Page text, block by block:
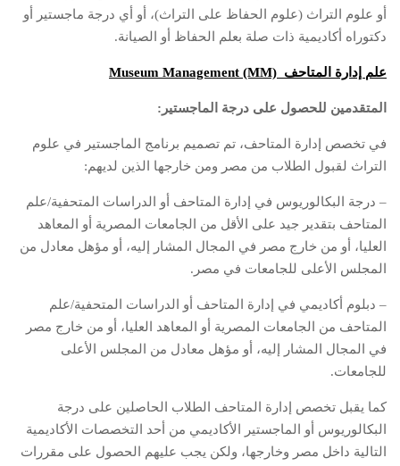
أو علوم التراث (علوم الحفاظ على التراث)، أو أي درجة ماجستير أو
دكتوراه أكاديمية ذات صلة بعلم الحفاظ أو الصيانة.
علم إدارة المتاحف Museum Management (MM)
المتقدمين للحصول على درجة الماجستير:
في تخصص إدارة المتاحف، تم تصميم برنامج الماجستير في علوم
التراث لقبول الطلاب من مصر ومن خارجها الذين لديهم:
– درجة البكالوريوس في إدارة المتاحف أو الدراسات المتحفية/علم
المتاحف بتقدير جيد على الأقل من الجامعات المصرية أو المعاهد
العليا، أو من خارج مصر في المجال المشار إليه، أو مؤهل معادل من
المجلس الأعلى للجامعات في مصر.
– دبلوم أكاديمي في إدارة المتاحف أو الدراسات المتحفية/علم
المتاحف من الجامعات المصرية أو المعاهد العليا، أو من خارج مصر
في المجال المشار إليه، أو مؤهل معادل من المجلس الأعلى
للجامعات.
كما يقبل تخصص إدارة المتاحف الطلاب الحاصلين على درجة
البكالوريوس أو الماجستير الأكاديمي من أحد التخصصات الأكاديمية
التالية داخل مصر وخارجها، ولكن يجب عليهم الحصول على مقررات